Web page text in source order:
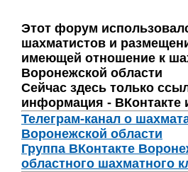
Этот форум
шахматистов и
имеющей отношение к
Воронежской области
Сейчас здесь только
информация - ВКонтакте
Телеграм-канал о
Воронежской области
Группа ВКонтакте
областного шахматного